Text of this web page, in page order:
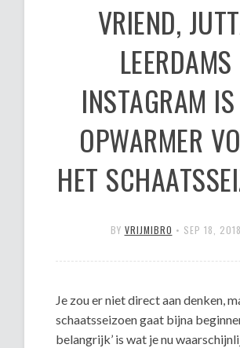
VRIEND,
LEERDAMS
INSTAGRAM
OPWARMER
HET
BY VRIJMIBRO • SEP 18, 2018
Je zou er niet direct aan denken,
schaatsseizoen gaat bijna
belangrijk’ is wat je nu